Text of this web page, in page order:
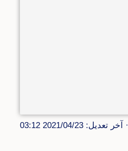
· آخر تعديل: 2021/04/23 03:12